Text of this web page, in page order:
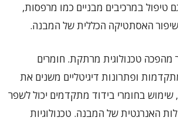
במרכיבים מבניים כמו מרפסות,
שיפור האסתטיקה הכללית של המבנה.
מהפכה טכנולוגית מרתקת. חומרים
ופתרונות דיגיטליים משנים את
בחומרי בידוד מתקדמים יכול לשפר
האנרגטית של המבנה. טכנולוגיות